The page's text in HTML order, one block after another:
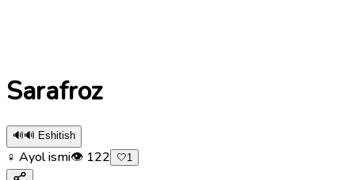
Sarafroz
🔊🔊 Eshitish
♀ Ayol ismi👁 122 🤍1